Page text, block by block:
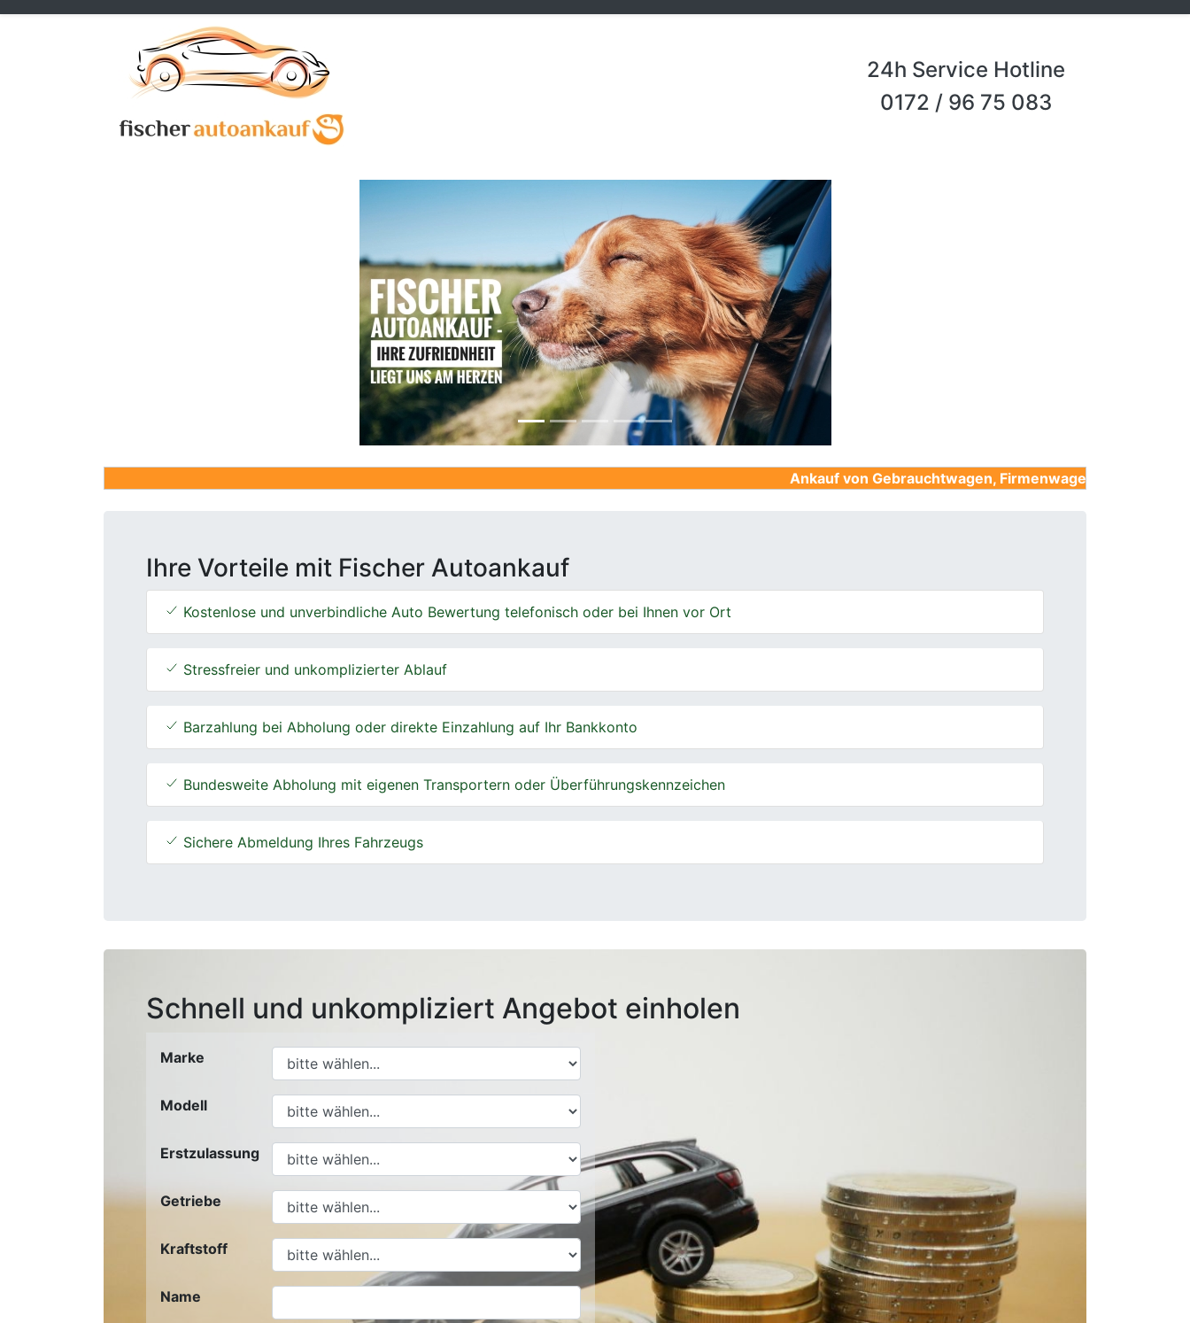
24h Service Hotline
0172 / 96 75 083
Ankauf von Gebrauchtwagen, Firmenwagen, Unfallwagen,
Ihre Vorteile mit Fischer Autoankauf
Kostenlose und unverbindliche Auto Bewertung telefonisch oder bei Ihnen vor Ort
Stressfreier und unkomplizierter Ablauf
Barzahlung bei Abholung oder direkte Einzahlung auf Ihr Bankkonto
Bundesweite Abholung mit eigenen Transportern oder Überführungskennzeichen
Sichere Abmeldung Ihres Fahrzeugs
Schnell und unkompliziert Angebot einholen
Marke
Modell
Erstzulassung
Getriebe
Kraftstoff
Name